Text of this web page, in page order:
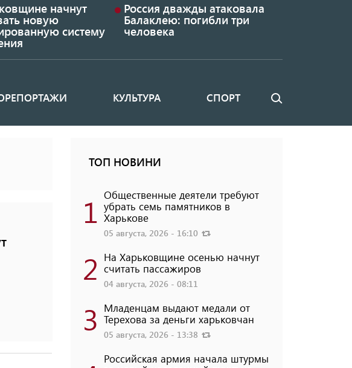
начнут
новую
систему
Россия дважды атаковала
Балаклею: погибли три
человека
КУЛЬТУРА СПОРТ Поиск
ТОП НОВИНИ
1 Общественные деятели требуют
убрать семь памятников в
Харькове
05 августа, 2026 - 16:10
2 На Харьковщине осенью начнут
считать пассажиров
04 августа, 2026 - 08:11
3 Младенцам выдают медали от
Терехова за деньги харьковчан
05 августа, 2026 - 13:38
Российская армия начала штурмы